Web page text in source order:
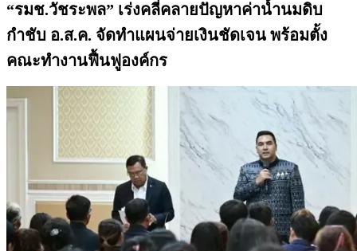
“รมช.วัชระพล” เร่งคลี่คลายปัญหาค่าน้ำนมดิบ
กำชับ อ.ส.ค. จัดทำแผนจ่ายเงินชัดเจน พร้อมตั้ง
คณะทำงานฟื้นฟูองค์กร